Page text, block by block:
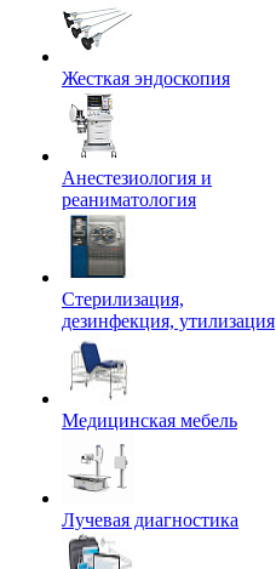
Жесткая эндоскопия
Анестезиология и
реаниматология
Стерилизация,
дезинфекция, утилизация
Медицинская мебель
Лучевая диагностика